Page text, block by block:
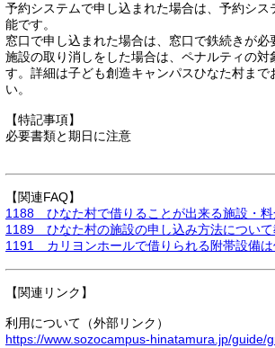
予約システムで申し込まれた場合は、予約シス
能です。
窓口で申し込まれた場合は、窓口で鉄続きが必
施設の取り消しをした場合は、ペナルティの対
す。詳細は子ども創造キャンパスひなた村まで
い。
【特記事項】
必要書類と期日に注意
【関連FAQ】
1188 ひなた村で借りることが出来る施設・
1189 ひなた村の施設の申し込み方法につい
1191 カリヨンホールで借りられる附帯設備
【関連リンク】
利用について（外部リンク）
https://www.sozocampus-hinatamura.jp/guide/